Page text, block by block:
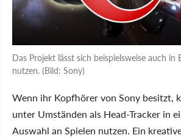
Das Projekt lässt sich beispielsweise auch in
nutzen. (Bild: Sony)
Wenn ihr Kopfhörer von Sony besitzt,
unter Umständen als Head-Tracker in
Auswahl an Spielen nutzen. Ein